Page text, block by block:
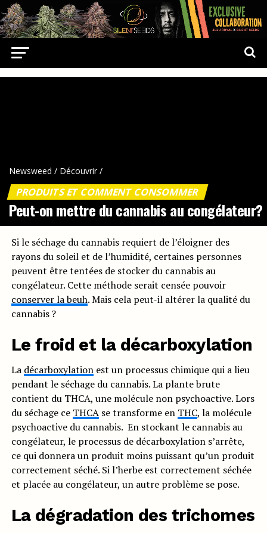
Newsweed / Découvrir /
PRODUITS ET COMMENT CONSOMMER
Peut-on mettre du cannabis au congélateur?
Si le séchage du cannabis requiert de l’éloigner des
rayons du soleil et de l’humidité, certaines personnes
peuvent être tentées de stocker du cannabis au
congélateur. Cette méthode serait censée pouvoir
conserver la beuh. Mais cela peut-il altérer la qualité du
cannabis ?
Le froid et la décarboxylation
La décarboxylationest un processus chimique qui a lieu
pendant le séchage du cannabis. La plante brute
contient du THCA, une molécule non psychoactive. Lors
du séchage ce THCAse transforme en THC, la molécule
psychoactive du cannabis. En stockant le cannabis au
congélateur, le processus de décarboxylation s’arrête,
ce qui donnera un produit moins puissant qu’un produit
correctement séché. Si l’herbe est correctement séchée
et placée au congélateur, un autre problème se pose.
La dégradation des trichomes